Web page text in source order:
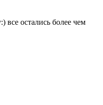
все остались более чем